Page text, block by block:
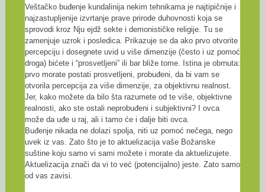
Veštačko buđenje kundalinija nekim tehnikama je najtipičnije i
najzastupljenije izvrtanje prave prirode duhovnosti koja se
sprovodi kroz Nju ejdž sekte i demonističke religije. Tu se
zamenjuje uzrok i posledica. Prikazuje se da ako prvo otvorite
percepciju i dosegnete uvid u više dimenzije (često i uz pomoć
droga) bićete i “prosvetljeni” ili bar bliže tome. Istina je obrnuta:
prvo morate postati prosvetljeni, probuđeni, da bi vam se
otvorila percepcija za više dimenzije, za objektivnu realnost.
Jer, kako možete da bilo šta razumete od te više, objektivne
realnosti, ako ste ostali neprobuđeni i subjektivni? I ovca
može da uđe u raj, ali i tamo će i dalje biti ovca.
Buđenje nikada ne dolazi spolja, niti uz pomoć nečega, nego
uvek iz vas. Zato što je to aktuelizacija vaše Božanske
suštine koju samo vi sami možete i morate da aktuelizujete.
Aktuelizacija znači da vi to već (potencijalno) jeste. Zato samo
od vas zavisi.